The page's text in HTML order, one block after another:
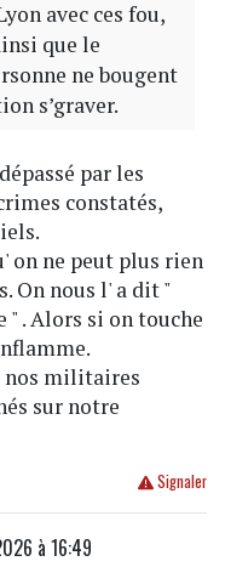
avec ces fou,
que le
ne bougent
s’graver.
par les
constatés,
on ne peut plus rien
On nous l' a dit "
" . Alors si on touche
militaires
sur notre
Signaler
à 16:49